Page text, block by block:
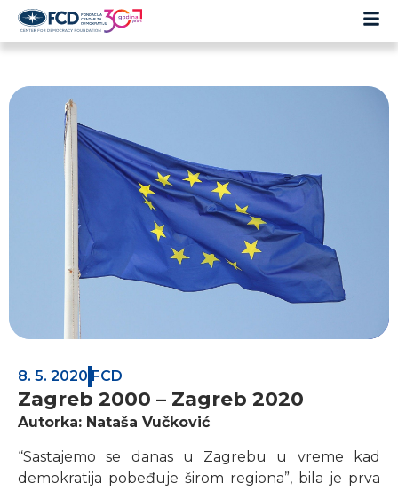
8. 5. 2020 FCD
Zagreb 2000 – Zagreb 2020
Autorka: Nataša Vučković
“Sastajemo se danas u Zagrebu u vreme kad
demokratija pobeđuje širom regiona”, bila je prva